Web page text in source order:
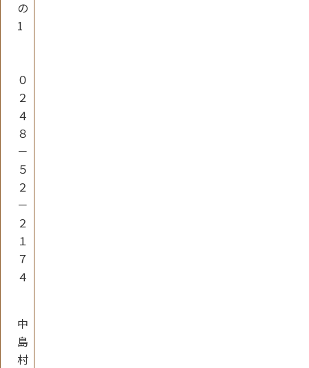
の
1
０
２
４
８
－
５
２
－
２
１
７
４
中
島
村